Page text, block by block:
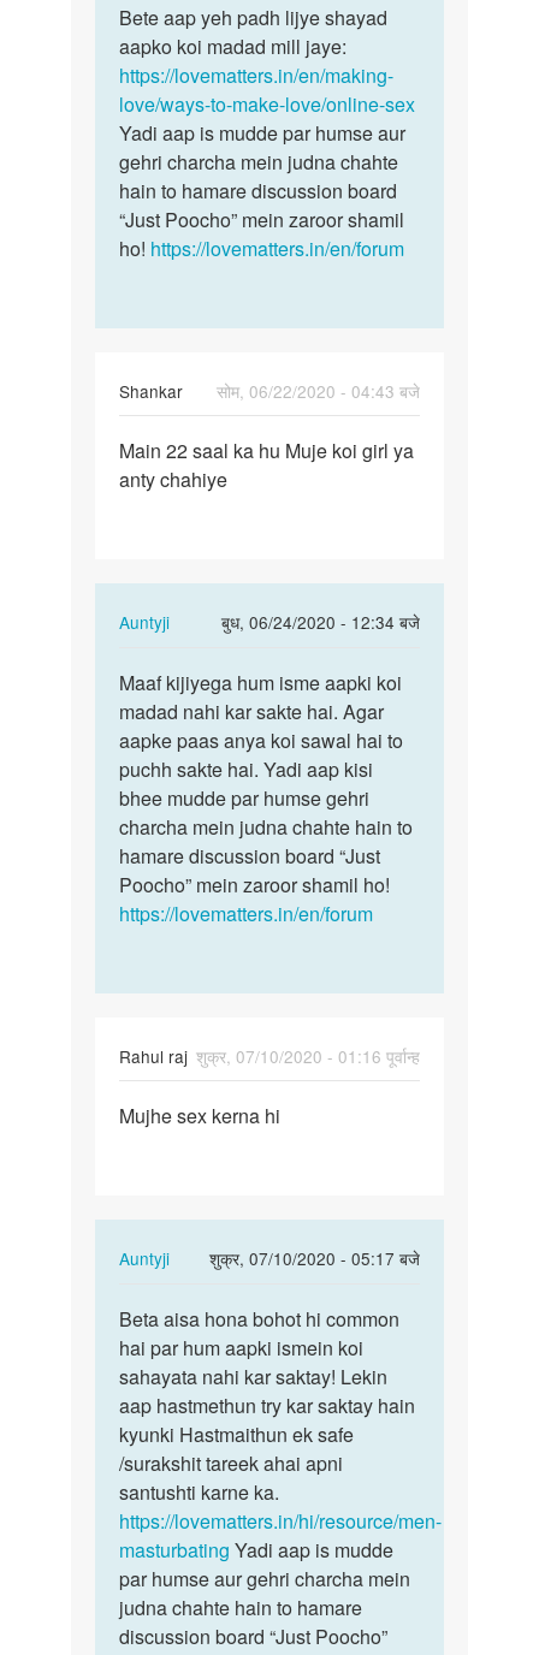
to
Mujhe
online
sex
karni
hai…
by
Balveer
Singh
Bete
aap
yeh
padh
lijye…
Bete aap yeh padh lijye shayad
aapko koi madad mill jaye:
https://lovematters.in/en/making-
love/ways-to-make-love/online-sex
Yadi aap is mudde par humse aur
gehri charcha mein judna chahte
hain to hamare discussion board
“Just Poocho” mein zaroor shamil
ho! https://lovematters.in/en/forum
Shankar
सोम, 06/22/2020 - 04:43 बजे
Main
22
koi…
Main 22 saal ka hu Muje koi girl ya
anty chahiye
Auntyji
बुध, 06/24/2020 - 12:34 बजे
In
to
Main
22
saal
ka
hu
Muje
koi…
by
Maaf
kijiyega
hum
isme
aapki…
Maaf kijiyega hum isme aapki koi
madad nahi kar sakte hai. Agar
aapke paas anya koi sawal hai to
puchh sakte hai. Yadi aap kisi
bhee mudde par humse gehri
charcha mein judna chahte hain to
hamare discussion board “Just
Poocho” mein zaroor shamil ho!
https://lovematters.in/en/forum
Rahul raj शुक्र, 07/10/2020 - 01:16 पूर्वान्ह
Mujhe
Mujhe sex kerna hi
Auntyji
शुक्र, 07/10/2020 - 05:17 बजे
In
to
Mujhe
sex
kerna
hi
by
Rahul
raj
Beta
aisa
hona
bohot
hi…
Beta aisa hona bohot hi common
hai par hum aapki ismein koi
sahayata nahi kar saktay! Lekin
aap hastmethun try kar saktay hain
kyunki Hastmaithun ek safe
/surakshit tareek ahai apni
santushti karne ka.
https://lovematters.in/hi/resource/men-
masturbating Yadi aap is mudde
par humse aur gehri charcha mein
judna chahte hain to hamare
discussion board “Just Poocho”